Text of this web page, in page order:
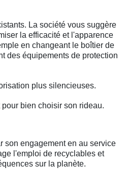
La société vous suggère
la efficacité et l'apparence
en changeant le boîtier de
des équipements de protection
plus silencieuses.
bien choisir son rideau.
son engagement en au service
l'emploi de recyclables et
sur la planète.